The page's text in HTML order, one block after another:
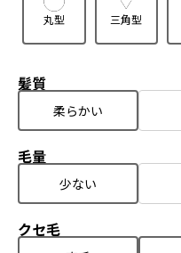
丸型 三角型
髪質
柔らかい
毛量
少ない
クセ毛